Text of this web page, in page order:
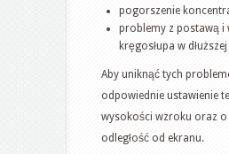
pogorszenie
problemy z postawą i
kręgosłupa w
Aby uniknąć tych
odpowiednie ustawienie
wysokości wzroku oraz o
odległość od ekranu.